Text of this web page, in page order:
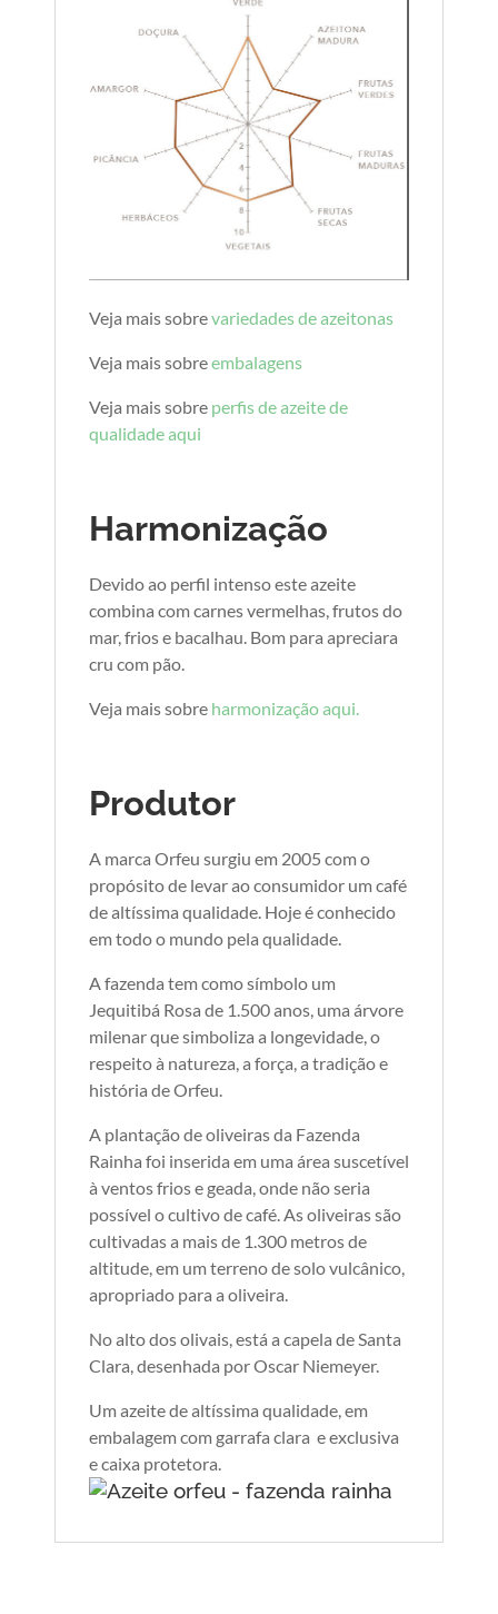
Veja mais sobrevariedades de azeitonas
Veja mais sobreembalagens
Veja mais sobre perfis de azeite de
qualidade aqui
Harmonização
Devido ao perfil intenso este azeite
combina com carnes vermelhas, frutos do
mar, frios e bacalhau. Bom para apreciara
cru com pão.
Veja mais sobre harmonização aqui.
Produtor
A marca Orfeu surgiu em 2005 com o
propósito de levar ao consumidor um café
de altíssima qualidade. Hoje é conhecido
em todo o mundo pela qualidade.
A fazenda tem como símbolo um
Jequitibá Rosa de 1.500 anos, uma árvore
milenar que simboliza a longevidade, o
respeito à natureza, a força, a tradição e
história de Orfeu.
A plantação de oliveiras da Fazenda
Rainha foi inserida em uma área suscetível
à ventos frios e geada, onde não seria
possível o cultivo de café. As oliveiras são
cultivadas a mais de 1.300 metros de
altitude, em um terreno de solo vulcânico,
apropriado para a oliveira.
No alto dos olivais, está a capela de Santa
Clara, desenhada por Oscar Niemeyer.
Um azeite de altíssima qualidade, em
embalagem com garrafa clara e exclusiva
e caixa protetora.